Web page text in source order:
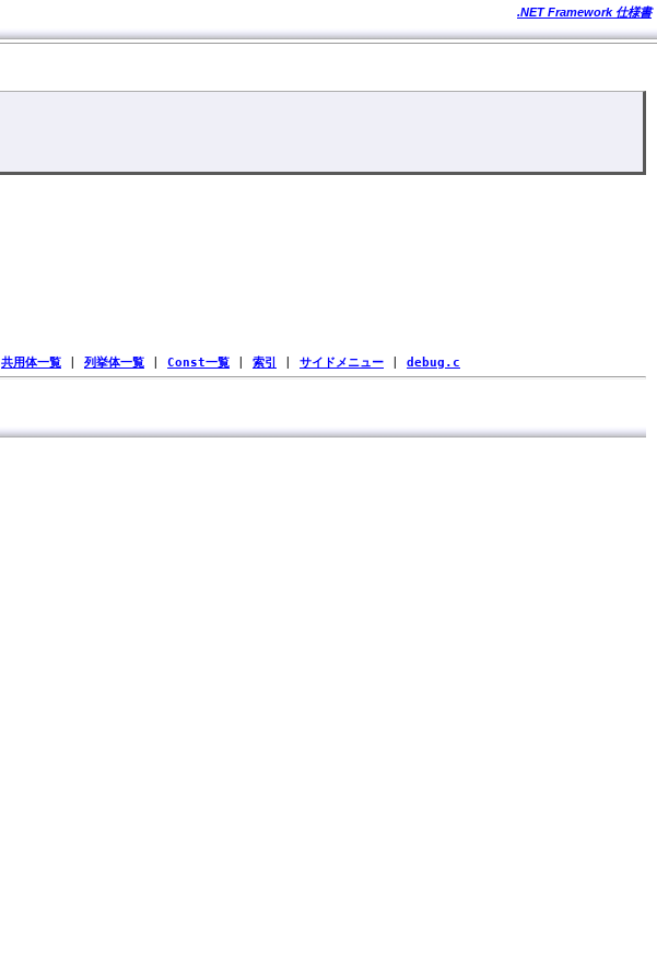
.NET Framework 仕様書
共用体一覧 列挙体一覧 Const一覧 索引 サイドメニュー debug.c